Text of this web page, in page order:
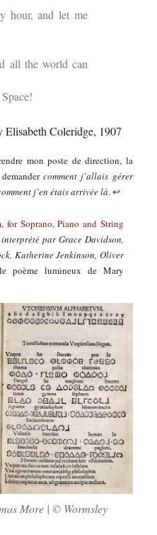
hour, and let me
all the world can
Elisabeth Coleridge, 1907
mon poste de direction, la
comment j’allais gérer
j’en étais arrivée là.↩︎
for Soprano, Piano and String
, interprété par Grace Davidson,
Katherine Jenkinson, Oliver
poème lumineux de Mary
More | © Wormsley